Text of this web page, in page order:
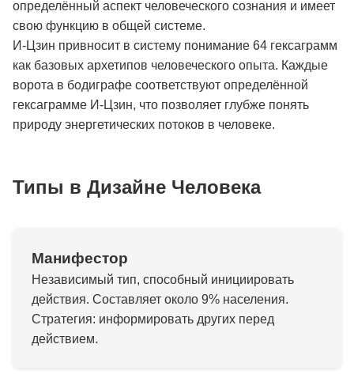
определённый аспект человеческого сознания и имеет
свою функцию в общей системе.
И-Цзин привносит в систему понимание 64 гексаграмм
как базовых архетипов человеческого опыта. Каждые
ворота в бодиграфе соответствуют определённой
гексаграмме И-Цзин, что позволяет глубже понять
природу энергетических потоков в человеке.
Типы в Дизайне Человека
Манифестор
Независимый тип, способный инициировать
действия. Составляет около 9% населения.
Стратегия: информировать других перед
действием.